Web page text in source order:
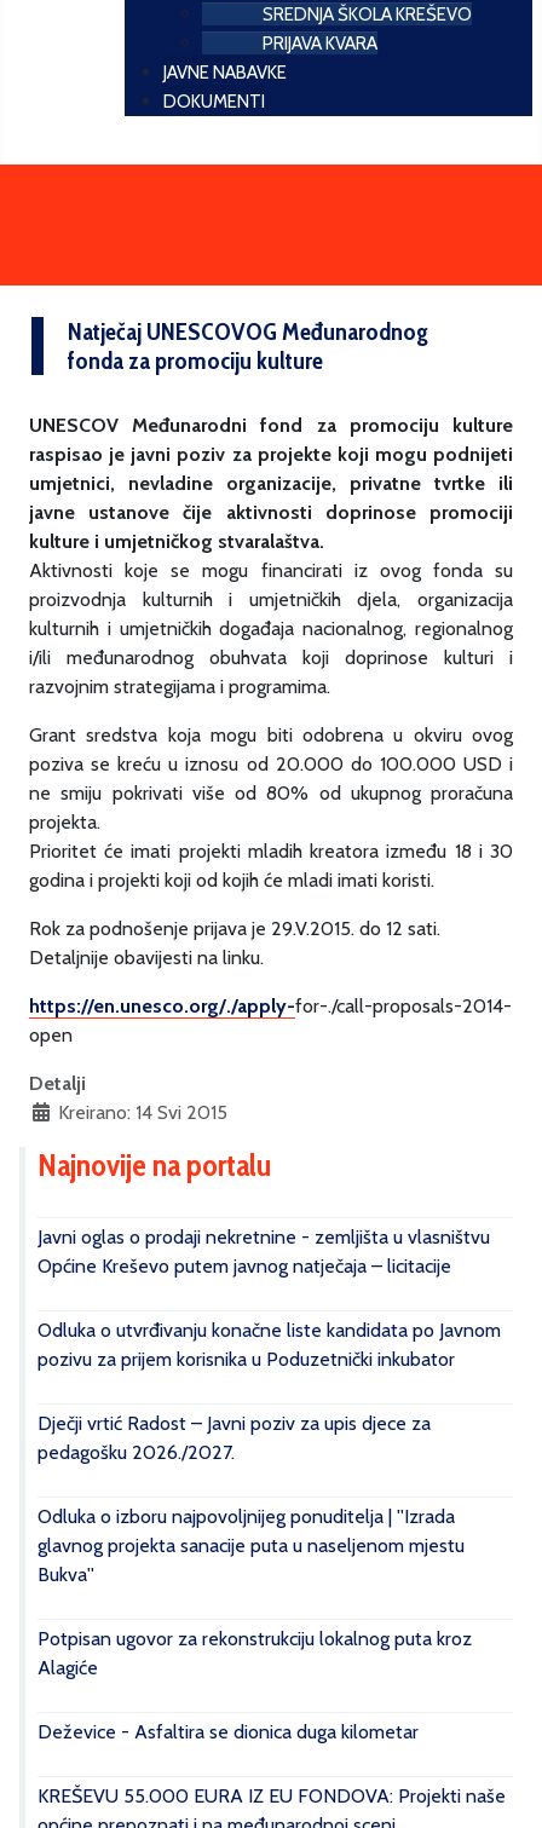
SREDNJA ŠKOLA KREŠEVO
PRIJAVA KVARA
JAVNE NABAVKE
DOKUMENTI
Natječaj UNESCOVOG Međunarodnog
fonda za promociju kulture
UNESCOV Međunarodni fond za promociju kulture
raspisao je javni poziv za projekte koji mogu podnijeti
umjetnici, nevladine organizacije, privatne tvrtke ili
javne ustanove čije aktivnosti doprinose promociji
kulture i umjetničkog stvaralaštva.
Aktivnosti koje se mogu financirati iz ovog fonda su
proizvodnja kulturnih i umjetničkih djela, organizacija
kulturnih i umjetničkih događaja nacionalnog, regionalnog
i/ili međunarodnog obuhvata koji doprinose kulturi i
razvojnim strategijama i programima.
Grant sredstva koja mogu biti odobrena u okviru ovog
poziva se kreću u iznosu od 20.000 do 100.000 USD i
ne smiju pokrivati više od 80% od ukupnog proračuna
projekta.
Prioritet će imati projekti mladih kreatora između 18 i 30
godina i projekti koji od kojih će mladi imati koristi.
Rok za podnošenje prijava je 29.V.2015. do 12 sati.
Detaljnije obavijesti na linku.
https://en.unesco.org/./apply-for-./call-proposals-2014-
open
Detalji
Kreirano: 14 Svi 2015
Najnovije na portalu
Javni oglas o prodaji nekretnine - zemljišta u vlasništvu
Općine Kreševo putem javnog natječaja – licitacije
Odluka o utvrđivanju konačne liste kandidata po Javnom
pozivu za prijem korisnika u Poduzetnički inkubator
Dječji vrtić Radost – Javni poziv za upis djece za
pedagošku 2026./2027.
Odluka o izboru najpovoljnijeg ponuditelja | ''Izrada
glavnog projekta sanacije puta u naseljenom mjestu
Bukva''
Potpisan ugovor za rekonstrukciju lokalnog puta kroz
Alagiće
Deževice - Asfaltira se dionica duga kilometar
KREŠEVU 55.000 EURA IZ EU FONDOVA: Projekti naše